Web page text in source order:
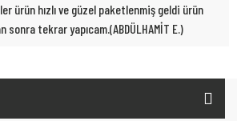
ürün hızlı ve güzel paketlenmiş geldi ürün
sonra tekrar yapıcam.(ABDÜLHAMİT E.)